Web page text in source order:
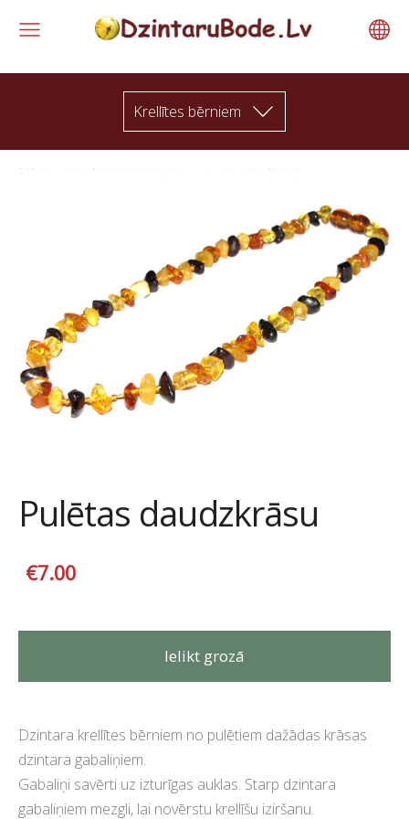
Krellītes bērniem
Pulētas daudzkrāsu
€7.00
Ielikt grozā
Dzintara krellītes bērniem no pulētiem dažādas krāsas
dzintara gabaliņiem.
Gabaliņi savērti uz izturīgas auklas. Starp dzintara
gabaliņiem mezgli, lai novērstu krellīšu iziršanu.